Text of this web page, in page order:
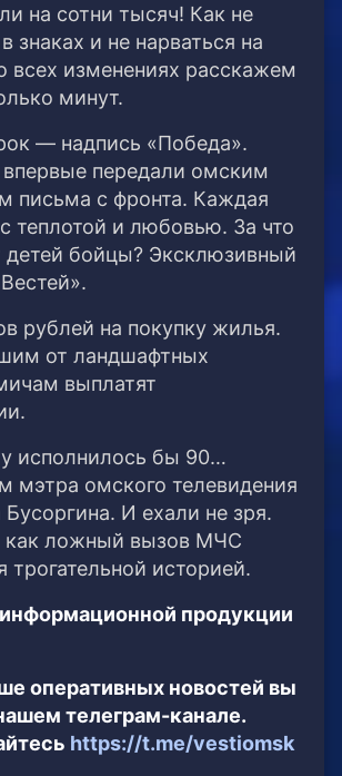
на сотни тысяч! Как не
знаках и не нарваться на
всех изменениях расскажем
минут.
— надпись «Победа».
передали омским
письма с фронта. Каждая
теплотой и любовью. За что
детей бойцы? Эксклюзивный
рублей на покупку жилья.
от ландшафтных
выплатят
исполнилось бы 90…
мэтра омского телевидения
И ехали не зря.
как ложный вызов МЧС
трогательной историей.
продукции
оперативных новостей вы
телеграм-канале.
https://t.me/vestiomsk